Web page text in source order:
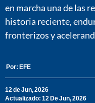
en marcha una de las
historia reciente,
fronterizos y
Por: EFE
12 de Jun, 2026
Actualizado: 12 De Jun, 2026